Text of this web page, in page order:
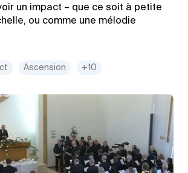
un impact – que ce soit à petite
ou comme une mélodie
Ascension +10